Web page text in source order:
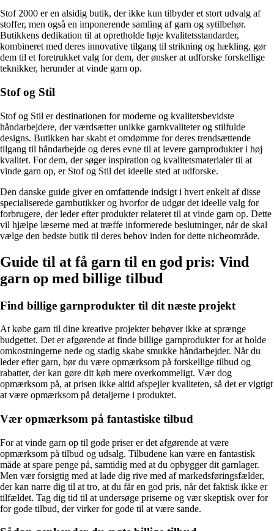
Stof 2000 er en alsidig butik, der ikke kun tilbyder et stort udvalg af
stoffer, men også en imponerende samling af garn og sytilbehør.
Butikkens dedikation til at opretholde høje kvalitetsstandarder,
kombineret med deres innovative tilgang til strikning og hækling, gør
dem til et foretrukket valg for dem, der ønsker at udforske forskellige
teknikker, herunder at vinde garn op.
Stof og Stil
Stof og Stil er destinationen for moderne og kvalitetsbevidste
håndarbejdere, der værdsætter unikke garnkvaliteter og stilfulde
designs. Butikken har skabt et omdømme for deres trendsættende
tilgang til håndarbejde og deres evne til at levere garnprodukter i høj
kvalitet. For dem, der søger inspiration og kvalitetsmaterialer til at
vinde garn op, er Stof og Stil det ideelle sted at udforske.
Den danske guide giver en omfattende indsigt i hvert enkelt af disse
specialiserede garnbutikker og hvorfor de udgør det ideelle valg for
forbrugere, der leder efter produkter relateret til at vinde garn op. Dette
vil hjælpe læserne med at træffe informerede beslutninger, når de skal
vælge den bedste butik til deres behov inden for dette nicheområde.
Guide til at få garn til en god pris: Vind
garn op med billige tilbud
Find billige garnprodukter til dit næste projekt
At købe garn til dine kreative projekter behøver ikke at sprænge
budgettet. Det er afgørende at finde billige garnprodukter for at holde
omkostningerne nede og stadig skabe smukke håndarbejder. Når du
leder efter garn, bør du være opmærksom på forskellige tilbud og
rabatter, der kan gøre dit køb mere overkommeligt. Vær dog
opmærksom på, at prisen ikke altid afspejler kvaliteten, så det er vigtigt
at være opmærksom på detaljerne i produktet.
Vær opmærksom på fantastiske tilbud
For at vinde garn op til gode priser er det afgørende at være
opmærksom på tilbud og udsalg. Tilbudene kan være en fantastisk
måde at spare penge på, samtidig med at du opbygger dit garnlager.
Men vær forsigtig med at lade dig rive med af markedsføringsfælder,
der kan narre dig til at tro, at du får en god pris, når det faktisk ikke er
tilfældet. Tag dig tid til at undersøge priserne og vær skeptisk over for
for gode tilbud, der virker for gode til at være sande.